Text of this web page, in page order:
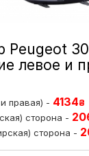
Peugeot
левое и
правая) - 4134₴
сторона -
сторона -